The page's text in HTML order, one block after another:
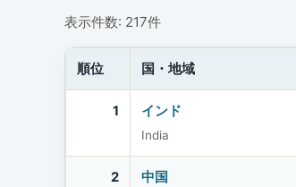
表示件数: 217件
順位 国・地域
1 インド
India
2 中国